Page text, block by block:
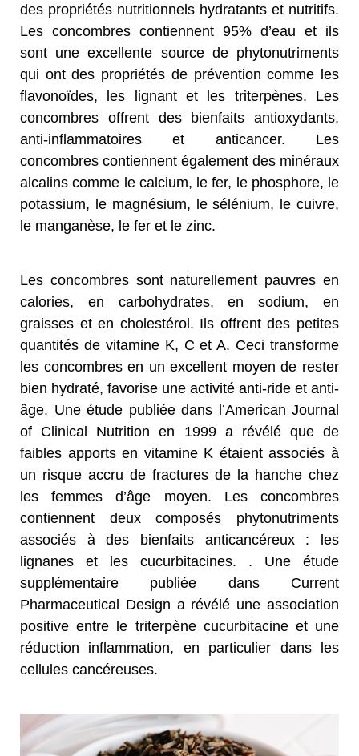
des propriétés nutritionnels hydratants et nutritifs.
Les concombres contiennent 95% d’eau et ils
sont une excellente source de phytonutriments
qui ont des propriétés de prévention comme les
flavonoïdes, les lignant et les triterpènes. Les
concombres offrent des bienfaits antioxydants,
anti-inflammatoires et anticancer. Les
concombres contiennent également des minéraux
alcalins comme le calcium, le fer, le phosphore, le
potassium, le magnésium, le sélénium, le cuivre,
le manganèse, le fer et le zinc.
Les concombres sont naturellement pauvres en
calories, en carbohydrates, en sodium, en
graisses et en cholestérol. Ils offrent des petites
quantités de vitamine K, C et A. Ceci transforme
les concombres en un excellent moyen de rester
bien hydraté, favorise une activité anti-ride et anti-
âge. Une étude publiée dans l’American Journal
of Clinical Nutrition en 1999 a révélé que de
faibles apports en vitamine K étaient associés à
un risque accru de fractures de la hanche chez
les femmes d’âge moyen. Les concombres
contiennent deux composés phytonutriments
associés à des bienfaits anticancéreux : les
lignanes et les cucurbitacines. . Une étude
supplémentaire publiée dans Current
Pharmaceutical Design a révélé une association
positive entre le triterpène cucurbitacine et une
réduction inflammation, en particulier dans les
cellules cancéreuses.